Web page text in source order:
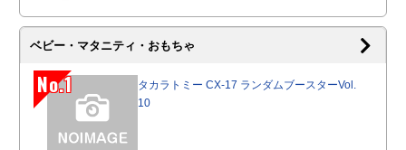
ベビー・マタニティ・おもちゃ
No.1
タカラトミー CX-17 ランダムブースターVol.
10